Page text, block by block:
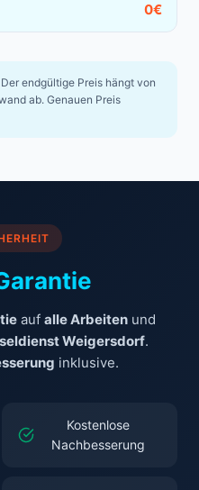
0€
endgültige Preis hängt von
ab. Genauen Preis
auf alle Arbeitenund
Weigersdorf.
inklusive.
Kostenlose
Nachbesserung